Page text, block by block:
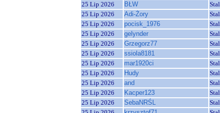
25 Lip 2026
BŁW
25 Lip 2026
Adi-Żory
25 Lip 2026
pocisk_1976
25 Lip 2026
gelynder
25 Lip 2026
Grzegorz77
25 Lip 2026
ssiola8181
25 Lip 2026
mar1920ci
25 Lip 2026
Hudy
25 Lip 2026
and
25 Lip 2026
Kacper123
25 Lip 2026
SebaNRŚL